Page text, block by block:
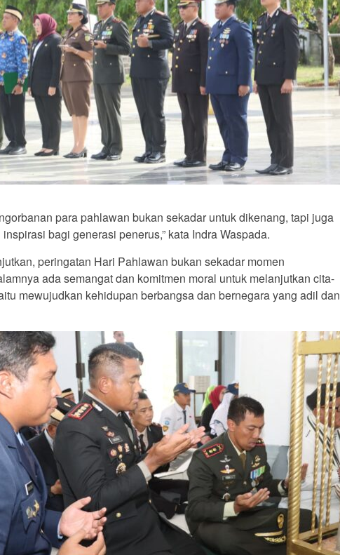
para pahlawan bukan sekadar untuk dikenang, tapi juga
bagi generasi penerus,” kata Indra Waspada.
peringatan Hari Pahlawan bukan sekadar momen
ada semangat dan komitmen moral untuk melanjutkan cita-
mewujudkan kehidupan berbangsa dan bernegara yang adil dan